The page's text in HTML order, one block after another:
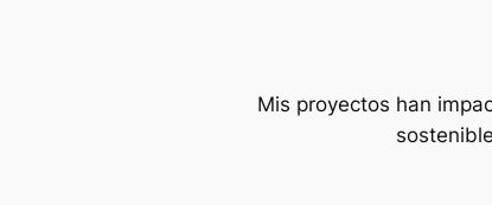
Mis proyectos han